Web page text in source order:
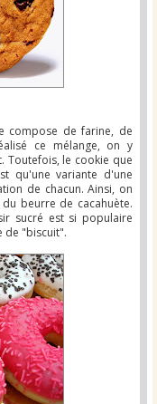
compose de farine, de
ce mélange, on y
Toutefois, le cookie que
qu'une variante d'une
de chacun. Ainsi, on
beurre de cacahuète.
sucré est si populaire
de "biscuit".